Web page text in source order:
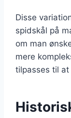
Disse
spidskål på
om man
mere
tilpasses til